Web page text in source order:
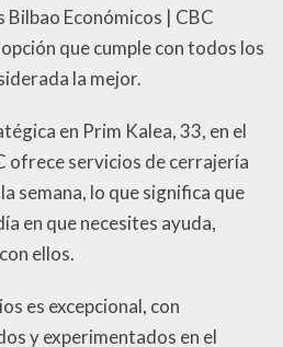
Económicos | CBC
que cumple con todos los
la mejor.
en Prim Kalea, 33, en el
ofrece servicios de cerrajería
semana, lo que significa que
en que necesites ayuda,
ellos.
es excepcional, con
y experimentados en el